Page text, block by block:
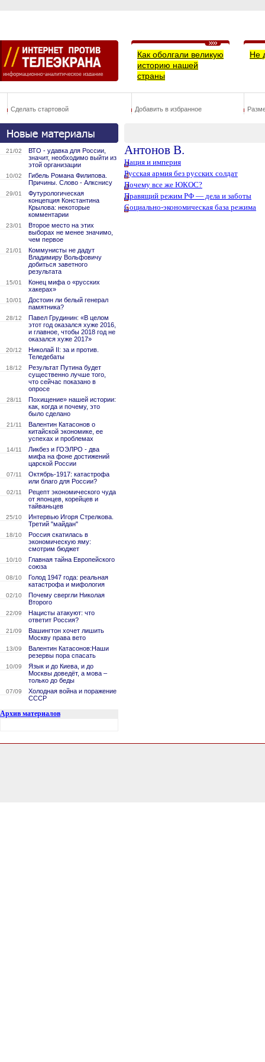
Как оболгали великую
историю нашей
страны
Не
Сделать стартовой Добавить в избранное
21/02
ВТО - удавка для России,
значит, необходимо выйти из
этой организации
10/02
Гибель Романа Филипова.
Причины. Слово - Алкснису
29/01
Футурологическая
концепция Константина
Крылова: некоторые
комментарии
23/01
Второе место на этих
выборах не менее значимо,
чем первое
21/01
Коммунисты не дадут
Владимиру Вольфовичу
добиться заветного
результата
15/01
Конец мифа о «русских
хакерах»
10/01
Достоин ли белый генерал
памятника?
28/12
Павел Грудинин: «В целом
этот год оказался хуже 2016,
и главное, чтобы 2018 год не
оказался хуже 2017»
20/12
Николай II: за и против.
Теледебаты
18/12
Результат Путина будет
существенно лучше того,
что сейчас показано в
опросе
28/11
Похищение» нашей истории:
как, когда и почему, это
было сделано
21/11
Валентин Катасонов о
китайской экономике, ее
успехах и проблемах
14/11
Ликбез и ГОЭЛРО - два
мифа на фоне достижений
царской России
07/11
Октябрь-1917: катастрофа
или благо для России?
02/11
Рецепт экономического чуда
от японцев, корейцев и
тайваньцев
25/10
Интервью Игоря Стрелкова.
Третий "майдан"
18/10
Россия скатилась в
экономическую яму:
смотрим бюджет
10/10
Главная тайна Европейского
союза
08/10
Голод 1947 года: реальная
катастрофа и мифология
02/10
Почему свергли Николая
Второго
22/09
Нацисты атакуют: что
ответит Россия?
21/09
Вашингтон хочет лишить
Москву права вето
13/09
Валентин Катасонов:Наши
резервы пора спасать
10/09
Язык и до Киева, и до
Москвы доведёт, а мова –
только до беды
07/09
Холодная война и поражение
СССР
Архив материалов
Антонов В.
Нация и империя
Русская армия без русских солдат
Почему все же ЮКОС?
Правящий режим РФ — дела и заботы
Cоциально-экономическая база режима